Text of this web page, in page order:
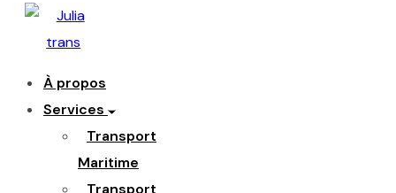
À propos
Services
Transport
Maritime
Transport